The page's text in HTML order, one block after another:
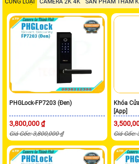
CÙNG LOẠI CAMERA 2K 4K SẢN PHẨM THAM
PHGLock-FP7203 (Đen)
3,800,000 ₫
Giá Gốc: 3,800,000 ₫
Khóa
[App]
Giá Gốc: